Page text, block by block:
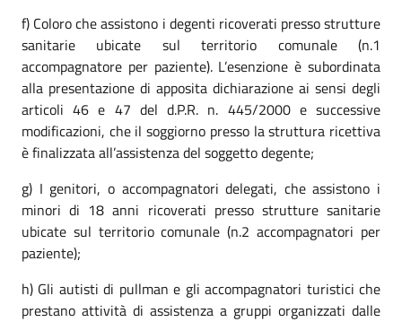
f) Coloro che assistono i degenti ricoverati presso strutture
sanitarie ubicate sul territorio comunale (n.1
accompagnatore per paziente). L’esenzione è subordinata
alla presentazione di apposita dichiarazione ai sensi degli
articoli 46 e 47 del d.P.R. n. 445/2000 e successive
modificazioni, che il soggiorno presso la struttura ricettiva
è finalizzata all’assistenza del soggetto degente;
g) I genitori, o accompagnatori delegati, che assistono i
minori di 18 anni ricoverati presso strutture sanitarie
ubicate sul territorio comunale (n.2 accompagnatori per
paziente);
h) Gli autisti di pullman e gli accompagnatori turistici che
prestano attività di assistenza a gruppi organizzati dalle